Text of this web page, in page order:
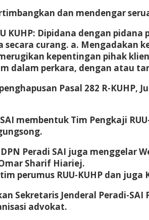
dan mendengar
KUHP: Dipidana dengan
curang. a. Mengadakan
kepentingan pihak
dalam perkara, dengan atau
Pasal 282 R-KUHP,
membentuk Tim Pengkaji
DPN Peradi SAI juga
Sharif Hiariej.
perumus RUU-KUHP dan juga
Sekretaris Jenderal Peradi-
advokat.